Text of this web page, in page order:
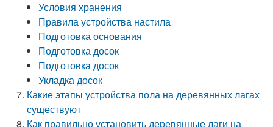
Условия хранения
Правила устройства настила
Подготовка основания
Подготовка досок
Подготовка досок
Укладка досок
Какие этапы устройства пола на деревянных лагах
существуют
Как правильно установить деревянные лаги на